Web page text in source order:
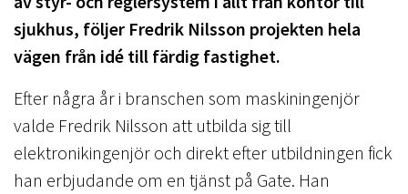
sjukhus, följer Fredrik Nilsson projekten hela
vägen från idé till färdig fastighet.
Efter några år i branschen som maskiningenjör
valde Fredrik Nilsson att utbilda sig till
elektronikingenjör och direkt efter utbildningen fick
han erbjudande om en tjänst på Gate. Han